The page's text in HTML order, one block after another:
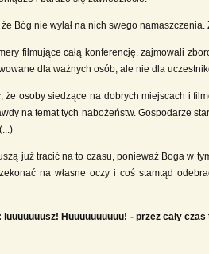
Bóg nie wylał na nich swego
filmujące całą konferencję, zajmowali
dla ważnych osób, ale nie dla
osoby siedzące na dobrych miejscach i
na temat tych nabożeństw. Gospodarze
już tracić na to czasu, ponieważ Boga w
na własne oczy i coś stamtąd
Huuuuuuuuuu! - przez cały